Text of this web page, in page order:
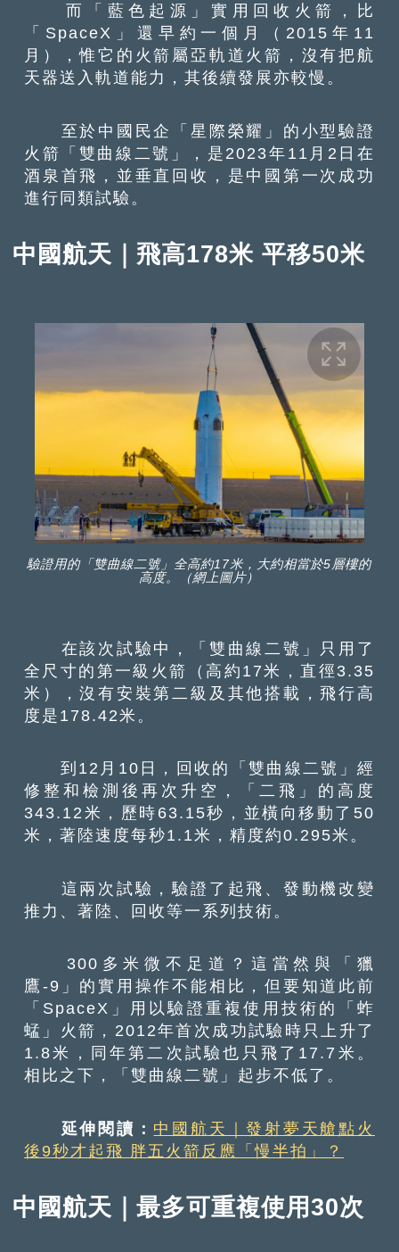
而「藍色起源」實用回收火箭，比
「SpaceX」還早約一個月（2015年11
月），惟它的火箭屬亞軌道火箭，沒有把航
天器送入軌道能力，其後續發展亦較慢。
至於中國民企「星際榮耀」的小型驗證
火箭「雙曲線二號」，是2023年11月2日在
酒泉首飛，並垂直回收，是中國第一次成功
進行同類試驗。
中國航天｜飛高178米 平移50米
驗證用的「雙曲線二號」全高約17米，大約相當於5層樓的
高度。（網上圖片）
在該次試驗中，「雙曲線二號」只用了
全尺寸的第一級火箭（高約17米，直徑3.35
米），沒有安裝第二級及其他搭載，飛行高
度是178.42米。
到12月10日，回收的「雙曲線二號」經
修整和檢測後再次升空，「二飛」的高度
343.12米，歷時63.15秒，並橫向移動了50
米，著陸速度每秒1.1米，精度約0.295米。
這兩次試驗，驗證了起飛、發動機改變
推力、著陸、回收等一系列技術。
300多米微不足道？這當然與「獵
鷹-9」的實用操作不能相比，但要知道此前
「SpaceX」用以驗證重複使用技術的「蚱
蜢」火箭，2012年首次成功試驗時只上升了
1.8米，同年第二次試驗也只飛了17.7米。
相比之下，「雙曲線二號」起步不低了。
延伸閱讀： 中國航天｜發射夢天艙點火
後9秒才起飛 胖五火箭反應「慢半拍」？
中國航天｜最多可重複使用30次